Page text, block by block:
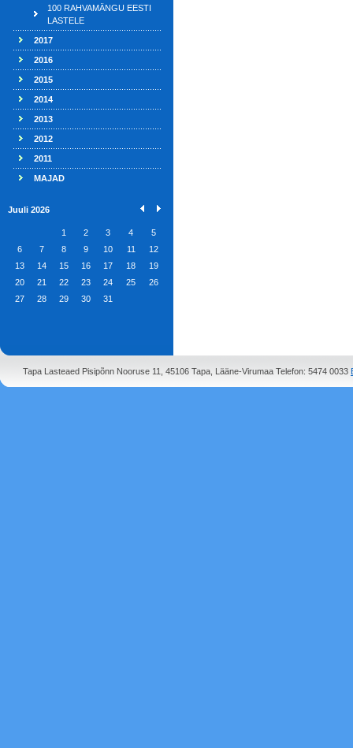
100 RAHVAMÄNGU EESTI
LASTELE
2017
2016
2015
2014
2013
2012
2011
MAJAD
Juuli 2026
1 2 3 4
5
6
7 8 9 10 11
12
13
14 15 16 17 18
19
20
21 22 23 24 25
26
27
28 29 30 31
Tapa Lasteaed Pisipõnn Nooruse 11, 45106 Tapa, Lääne-Virumaa Telefon: 5474 0033